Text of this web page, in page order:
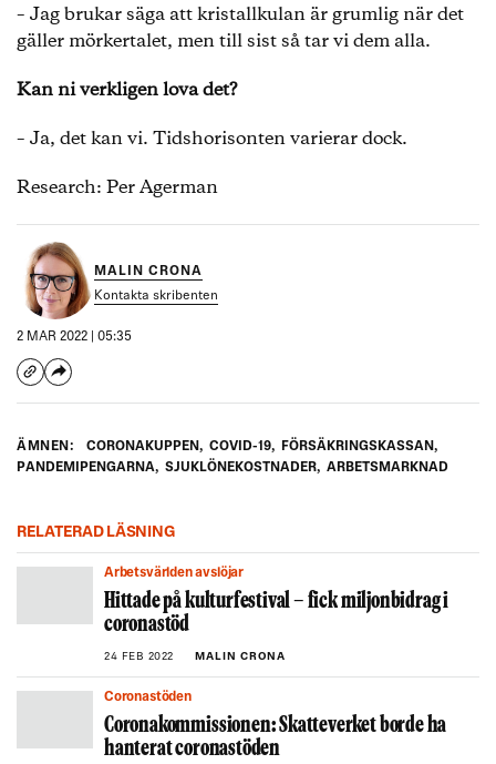
– Jag brukar säga att kristallkulan är grumlig när det
gäller mörkertalet, men till sist så tar vi dem alla.
Kan ni verkligen lova det?
– Ja, det kan vi. Tidshorisonten varierar dock.
Research: Per Agerman
MALIN CRONA
Kontakta skribenten
2 MAR 2022 | 05:35
ÄMNEN: CORONAKUPPEN, COVID-19, FÖRSÄKRINGSKASSAN,
PANDEMIPENGARNA, SJUKLÖNEKOSTNADER, ARBETSMARKNAD
RELATERAD LÄSNING
Arbetsvärlden avslöjar
Hittade på kulturfestival – fick miljonbidrag i
coronastöd
24 FEB 2022 MALIN CRONA
Coronastöden
Coronakommissionen: Skatteverket borde ha
hanterat coronastöden